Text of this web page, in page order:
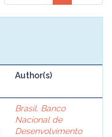
Author(s)
Brasil. Banco
Nacional de
Desenvolvimento